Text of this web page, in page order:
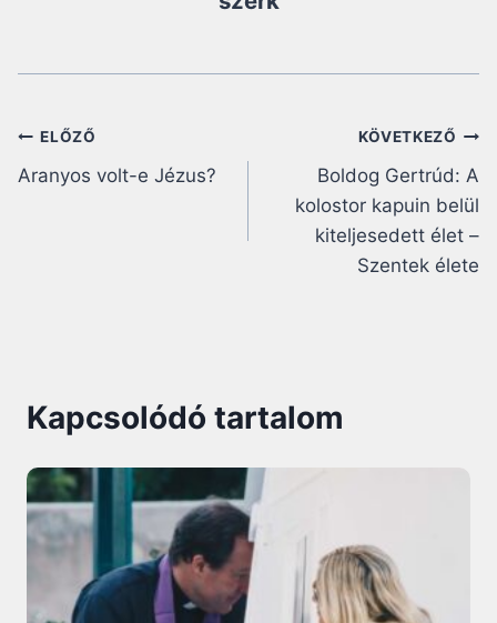
Bejegyzés
navigáció
ELŐZŐ
Aranyos volt-e Jézus?
KÖVETKEZŐ
Boldog Gertrúd: A
kolostor kapuin belül
kiteljesedett élet –
Szentek élete
Kapcsolódó tartalom